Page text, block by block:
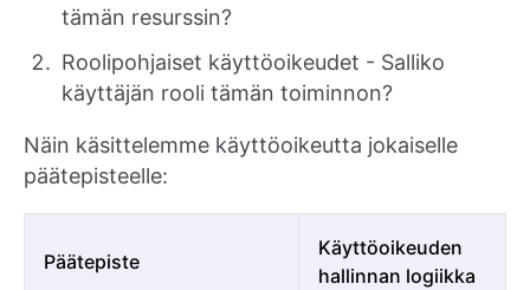
tämän resurssin?
Roolipohjaiset käyttöoikeudet - Salliko
käyttäjän rooli tämän toiminnon?
Näin käsittelemme käyttöoikeutta jokaiselle
päätepisteelle:
Päätepiste
Käyttöoikeuden
hallinnan logiikka